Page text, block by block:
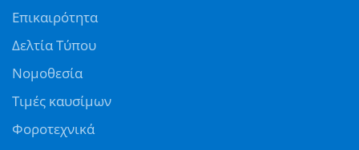
Επικαιρότητα
Δελτία Τύπου
Νομοθεσία
Τιμές καυσίμων
Φοροτεχνικά